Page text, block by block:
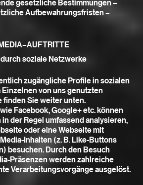
gesetzliche Bestimmungen –
Aufbewahrungsfristen –
soziale Netzwerke
zugängliche Profile in sozialen
von uns genutzten
finden Sie weiter unten.
Facebook, Google+ etc. können
der Regel umfassend analysieren,
oder eine Webseite mit
Inhalten (z. B. Like-Buttons
besuchen. Durch den Besuch
Präsenzen werden zahlreiche
Verarbeitungsvorgänge ausgelöst.